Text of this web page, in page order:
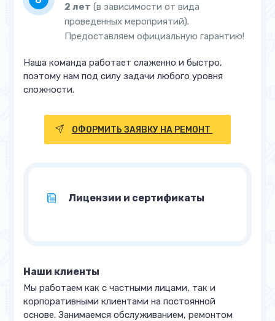
2 лет (в зависимости от вида
проведенных мероприятий).
Предоставляем официальную гарантию!
Наша команда работает слаженно и быстро,
поэтому нам под силу задачи любого уровня
сложности.
ОФОРМИТЬ ЗАЯВКУ НА РЕМОНТ
Лицензии и сертификаты
Наши клиенты
Мы работаем как с частными лицами, так и
корпоративными клиентами на постоянной
основе. Занимаемся обслуживанием, ремонтом